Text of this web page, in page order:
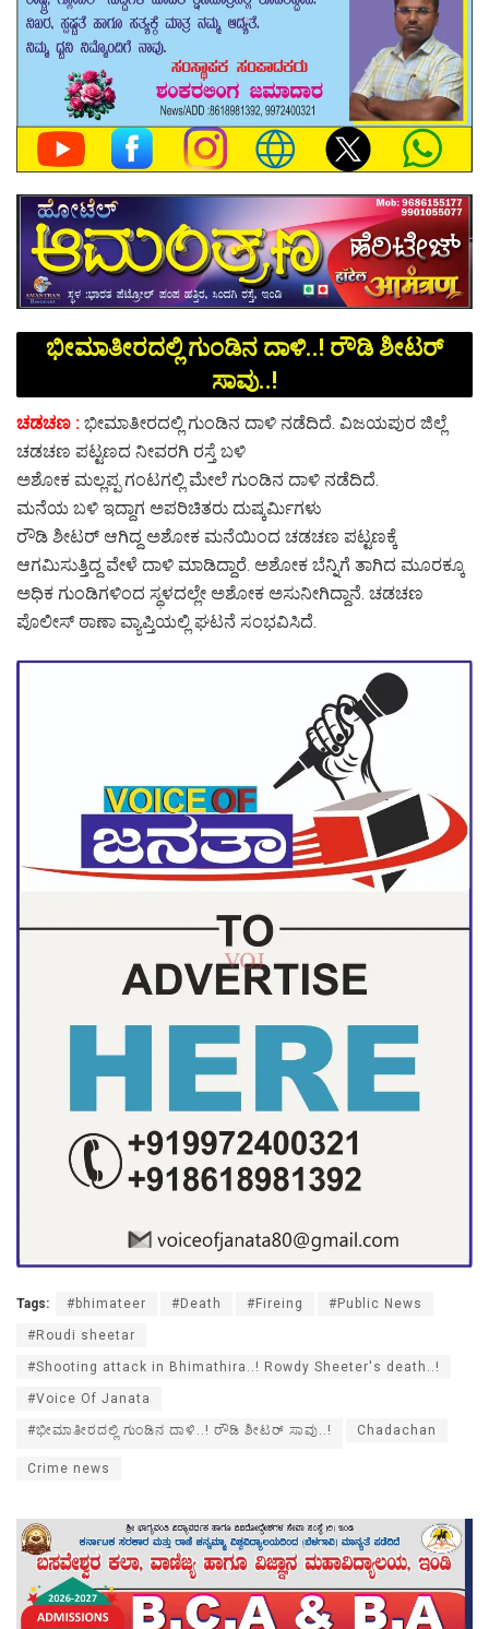
ಭೀಮಾತೀರದಲ್ಲಿ ಗುಂಡಿನ ದಾಳಿ..! ರೌಡಿ ಶೀಟರ್
ಸಾವು..!
ಚಡಚಣ : ಭೀಮಾತೀರದಲ್ಲಿ ಗುಂಡಿನ ದಾಳಿ ನಡೆದಿದೆ. ವಿಜಯಪುರ ‌ಜಿಲ್ಲೆ
ಚಡಚಣ ಪಟ್ಟಣದ ನೀವರಗಿ ರಸ್ತೆ ಬಳಿ
ಅಶೋಕ ಮಲ್ಲಪ್ಪ ಗಂಟಗಲ್ಲಿ ಮೇಲೆ ಗುಂಡಿನ ದಾಳಿ ನಡೆದಿದೆ.
ಮನೆಯ ಬಳಿ ಇದ್ದಾಗ ಅಪರಿಚಿತರು ದುಷ್ಕರ್ಮಿಗಳು
ರೌಡಿ ಶೀಟರ್ ಆಗಿದ್ದ ಅಶೋಕ‌ ಮನೆಯಿಂದ ಚಡಚಣ ಪಟ್ಟಣಕ್ಕೆ
ಆಗಮಿಸುತ್ತಿದ್ದ ವೇಳೆ ದಾಳಿ ಮಾಡಿದ್ದಾರೆ. ಅಶೋಕ‌ ಬೆನ್ನಿಗೆ ತಾಗಿದ ಮೂರಕ್ಕೂ
ಅಧಿಕ ಗುಂಡಿಗಳಿಂದ ಸ್ಥಳದಲ್ಲೇ ಅಶೋಕ ಅಸುನೀಗಿದ್ದಾನೆ. ಚಡಚಣ
ಪೊಲೀಸ್ ಠಾಣಾ ವ್ಯಾಪ್ತಿಯಲ್ಲಿ ಘಟನೆ ಸಂಭವಿಸಿದೆ.
Tags: #bhimateer #Death #Fireing #Public News
#Roudi sheetar
#Shooting attack in Bhimathira..! Rowdy Sheeter's death..!
#Voice Of Janata
#ಭೀಮಾತೀರದಲ್ಲಿ ಗುಂಡಿನ ದಾಳಿ..! ರೌಡಿ ಶೀಟರ್ ಸಾವು..! Chadachan
Crime news